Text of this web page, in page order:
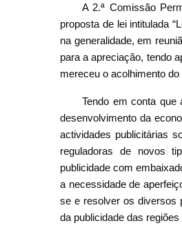
A 2.ª Comissão
proposta de lei intitulada
na generalidade, em
para a apreciação, tendo
mereceu o acolhimento do
Tendo em conta
desenvolvimento da
actividades publicitárias
reguladoras de novos
publicidade com
a necessidade de
se e resolver os diversos
da publicidade das